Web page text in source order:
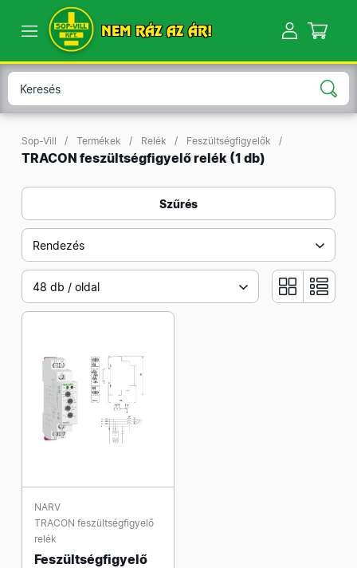
NEM RÁZ AZ ÁR!
Sop-Vill Termékek Relék Feszültségfigyelők
TRACON feszültségfigyelő relék (1 db)
Szűrés
Rendezés
48 db / oldal
NARV
TRACON feszültségfigyelő
relék
Feszültségfigyelő